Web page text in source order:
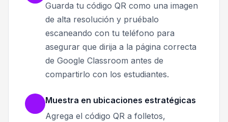
Guarda tu código QR como una imagen
de alta resolución y pruébalo
escaneando con tu teléfono para
asegurar que dirija a la página correcta
de Google Classroom antes de
compartirlo con los estudiantes.
Muestra en ubicaciones estratégicas
Agrega el código QR a folletos,